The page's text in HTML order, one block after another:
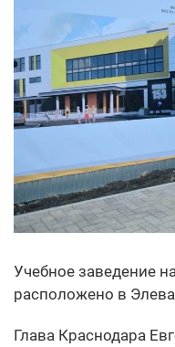
Учебное заведение
расположено в
Глава Краснодара